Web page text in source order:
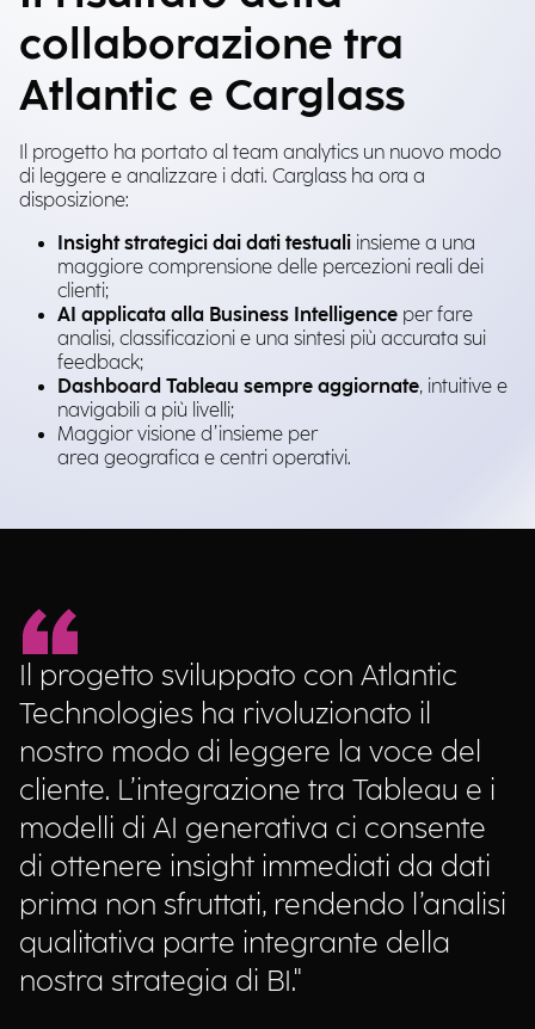
collaborazione tra
Atlantic e Carglass
Il progetto ha portato al team analytics un nuovo modo
di leggere e analizzare i dati. Carglass ha ora a
disposizione:
Insight strategici dai dati testuali insieme a una
maggiore comprensione delle percezioni reali dei
clienti;
AI applicata alla Business Intelligence per fare
analisi, classificazioni e una sintesi più accurata sui
feedback;
Dashboard Tableau sempre aggiornate, intuitive e
navigabili a più livelli;
Maggior visione d’insieme per
area geografica e centri operativi​.
Il progetto sviluppato con Atlantic
Technologies ha rivoluzionato il
nostro modo di leggere la voce del
cliente. L’integrazione tra Tableau e i
modelli di AI generativa ci consente
di ottenere insight immediati da dati
prima non sfruttati, rendendo l’analisi
qualitativa parte integrante della
nostra strategia di BI."